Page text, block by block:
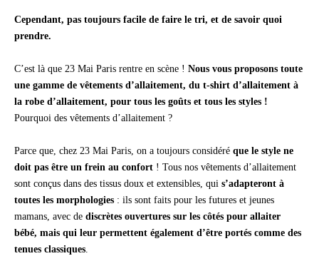
Cependant, pas toujours facile de faire le tri, et de savoir quoi
prendre.
C’est là que 23 Mai Paris rentre en scène ! Nous vous proposons toute
une gamme de vêtements d’allaitement, du t-shirt d’allaitement à
la robe d’allaitement, pour tous les goûts et tous les styles !
Pourquoi des vêtements d’allaitement ?
Parce que, chez 23 Mai Paris, on a toujours considéré que le style ne
doit pas être un frein au confort ! Tous nos vêtements d’allaitement
sont conçus dans des tissus doux et extensibles, qui s’adapteront à
toutes les morphologies : ils sont faits pour les futures et jeunes
mamans, avec de discrètes ouvertures sur les côtés pour allaiter
bébé, mais qui leur permettent également d’être portés comme des
tenues classiques.